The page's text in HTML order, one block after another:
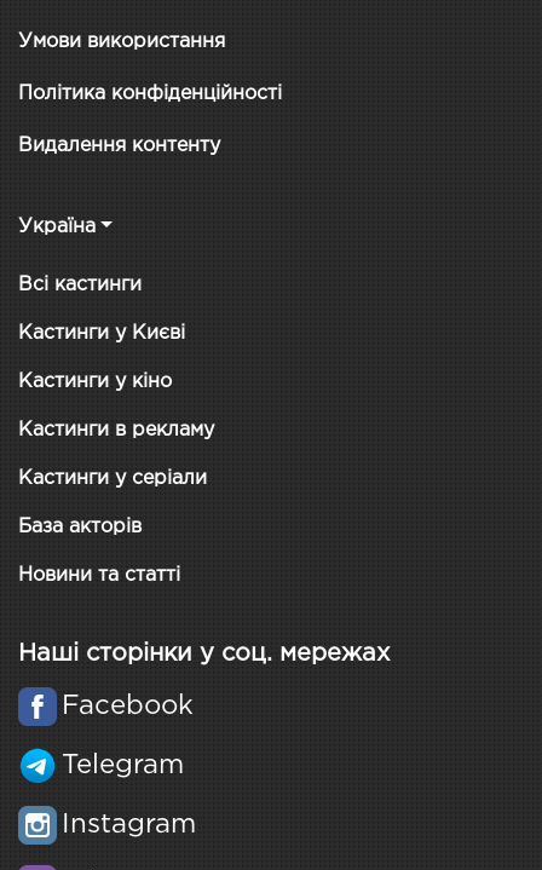
Умови використання
Політика конфіденційності
Видалення контенту
Україна
Всі кастинги
Кастинги у Києві
Кастинги у кіно
Кастинги в рекламу
Кастинги у серіали
База акторів
Новини та статті
Наші сторінки у соц. мережах
Facebook
Telegram
Instagram